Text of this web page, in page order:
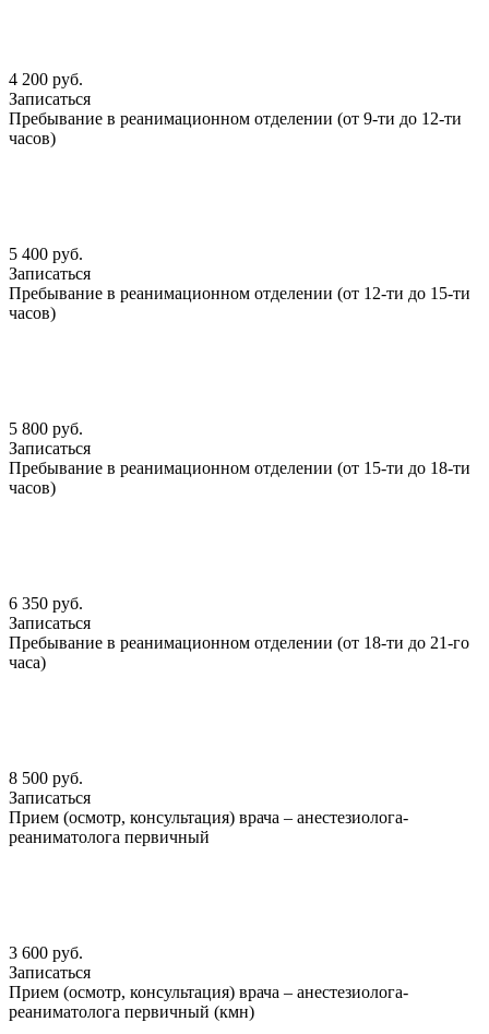
4 200 руб.
Записаться
Пребывание в реанимационном отделении (от 9-ти до 12-ти
часов)
5 400 руб.
Записаться
Пребывание в реанимационном отделении (от 12-ти до 15-ти
часов)
5 800 руб.
Записаться
Пребывание в реанимационном отделении (от 15-ти до 18-ти
часов)
6 350 руб.
Записаться
Пребывание в реанимационном отделении (от 18-ти до 21-го
часа)
8 500 руб.
Записаться
Прием (осмотр, консультация) врача – анестезиолога-
реаниматолога первичный
3 600 руб.
Записаться
Прием (осмотр, консультация) врача – анестезиолога-
реаниматолога первичный (кмн)